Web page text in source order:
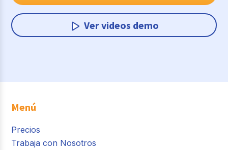
Ver videos demo
Menú
Precios
Trabaja con Nosotros